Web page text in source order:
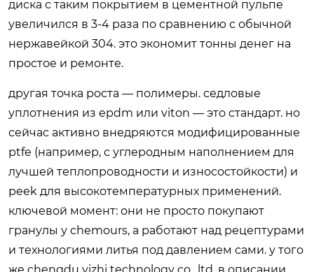
диска с таким покрытием в цементной пульпе
увеличился в 3-4 раза по сравнению с обычной
нержавейкой 304. это экономит тонны денег на
простое и ремонте.
другая точка роста — полимеры. седловые
уплотнения из epdm или viton — это стандарт. но
сейчас активно внедряются модифицированные
ptfe (например, с углеродным наполнением для
лучшей теплопроводности и износостойкости) и
peek для высокотемпературных применений.
ключевой момент: они не просто покупают
гранулы у chemours, а работают над рецептурами
и технологиями литья под давлением сами. у того